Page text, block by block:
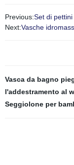
Previous:Set di
Next:Vasche
Vasca da bagno
l'addestramento al
Seggiolone per